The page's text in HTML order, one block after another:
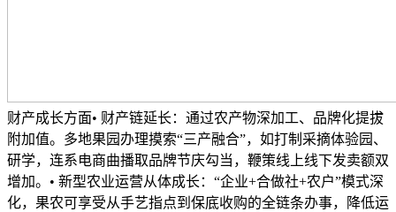
财产成长方面• 财产链延长：通过农产物深加工、品牌化提拔
附加值。多地果园办理摸索“三产融合”，如打制采摘体验园、
研学，连系电商曲播取品牌节庆勾当，鞭策线上线下发卖额双
增加。• 新型农业运营从体成长：“企业+合做社+农户”模式深
化，果农可享受从手艺指点到保底收购的全链条办事，降低运